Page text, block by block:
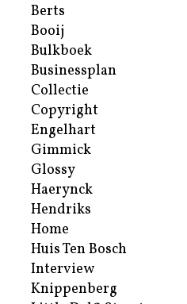
Berts
Booij
Bulkboek
Businessplan
Collectie
Copyright
Engelhart
Gimmick
Glossy
Haerynck
Hendriks
Home
Huis Ten Bosch
Interview
Knippenberg